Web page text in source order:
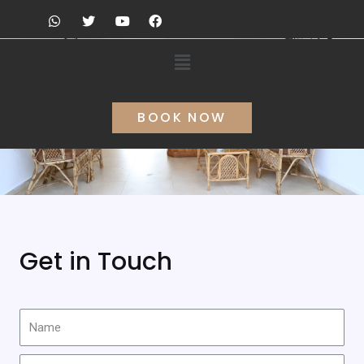
BOOK NOW
Contact
Get in Touch